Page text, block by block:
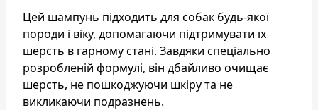
Цей шампунь підходить для собак будь-якої
породи і віку, допомагаючи підтримувати їх
шерсть в гарному стані. Завдяки спеціально
розробленій формулі, він дбайливо очищає
шерсть, не пошкоджуючи шкіру та не
викликаючи подразнень.